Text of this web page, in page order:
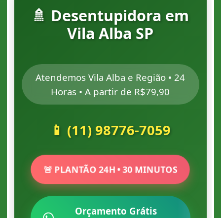
🚿 Desentupidora em
Vila Alba SP
Atendemos Vila Alba e Região • 24
Horas • A partir de R$79,90
📱 (11) 98776-7059
🚨 PLANTÃO 24H • 30 MINUTOS
Orçamento Grátis